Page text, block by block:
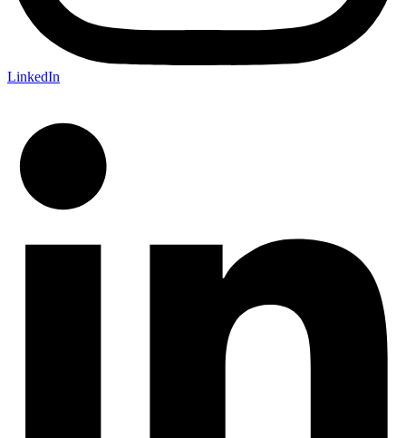
LinkedIn